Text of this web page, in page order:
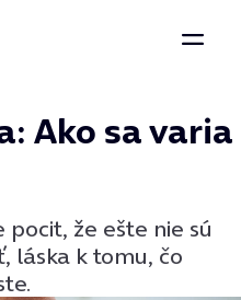
Ako sa varia
že ešte nie sú
láska k tomu, čo